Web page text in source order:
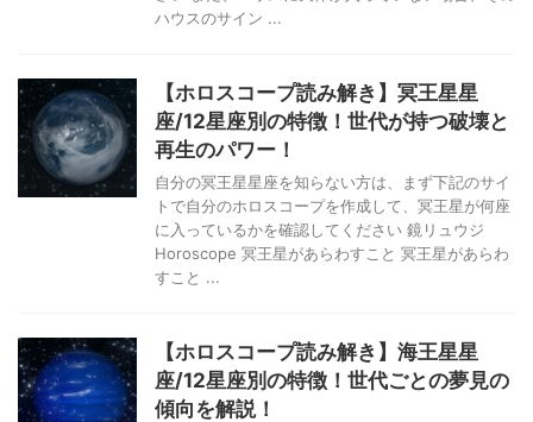
ハウスのサイン ...
【ホロスコープ読み解き】冥王星星
座/12星座別の特徴！世代が持つ破壊と
再生のパワー！
自分の冥王星星座を知らない方は、まず下記のサイ
トで自分のホロスコープを作成して、冥王星が何座
に入っているかを確認してください 鏡リュウジ
Horoscope 冥王星があらわすこと 冥王星があらわ
すこと ...
【ホロスコープ読み解き】海王星星
座/12星座別の特徴！世代ごとの夢見の
傾向を解説！